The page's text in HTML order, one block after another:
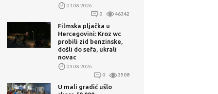
01.08.2026.
0
46342
Filmska pljačka u
Hercegovini: Kroz wc
probili zid benzinske,
došli do sefa, ukrali
novac
03.08.2026.
0
3508
U mali gradić ušlo